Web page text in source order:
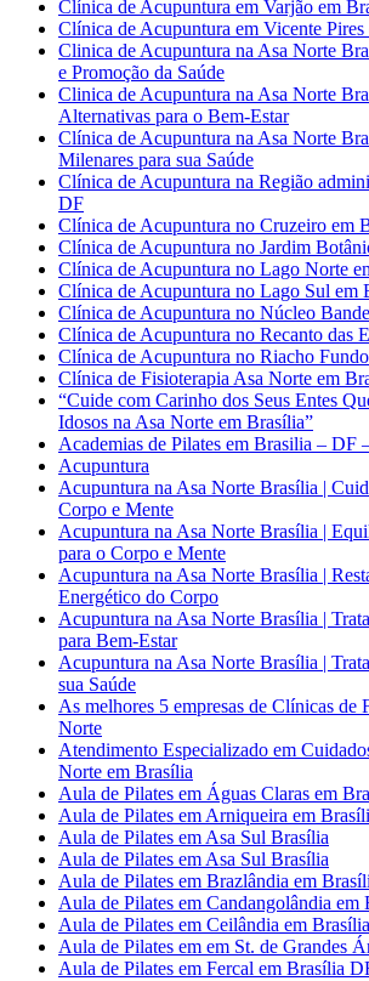
Clínica de Acupuntura em Varjão em
Clínica de Acupuntura em Vicente
Clinica de Acupuntura na Asa Norte
e Promoção da Saúde
Clinica de Acupuntura na Asa Norte
Alternativas para o Bem-Estar
Clínica de Acupuntura na Asa Norte
Milenares para sua Saúde
Clínica de Acupuntura na Região
DF
Clínica de Acupuntura no Cruzeiro em
Clínica de Acupuntura no Jardim
Clínica de Acupuntura no Lago Norte
Clínica de Acupuntura no Lago Sul em
Clínica de Acupuntura no Núcleo
Clínica de Acupuntura no Recanto das
Clínica de Acupuntura no Riacho
Clínica de Fisioterapia Asa Norte em
“Cuide com Carinho dos Seus Entes
Idosos na Asa Norte em Brasília”
Academias de Pilates em Brasilia – DF
Acupuntura
Acupuntura na Asa Norte Brasília |
Corpo e Mente
Acupuntura na Asa Norte Brasília |
para o Corpo e Mente
Acupuntura na Asa Norte Brasília |
Energético do Corpo
Acupuntura na Asa Norte Brasília |
para Bem-Estar
Acupuntura na Asa Norte Brasília |
sua Saúde
As melhores 5 empresas de Clínicas de
Norte
Atendimento Especializado em
Norte em Brasília
Aula de Pilates em Águas Claras em
Aula de Pilates em Arniqueira em
Aula de Pilates em Asa Sul Brasília
Aula de Pilates em Asa Sul Brasília
Aula de Pilates em Brazlândia em
Aula de Pilates em Candangolândia em
Aula de Pilates em Ceilândia em
Aula de Pilates em em St. de Grandes
Aula de Pilates em Fercal em Brasília